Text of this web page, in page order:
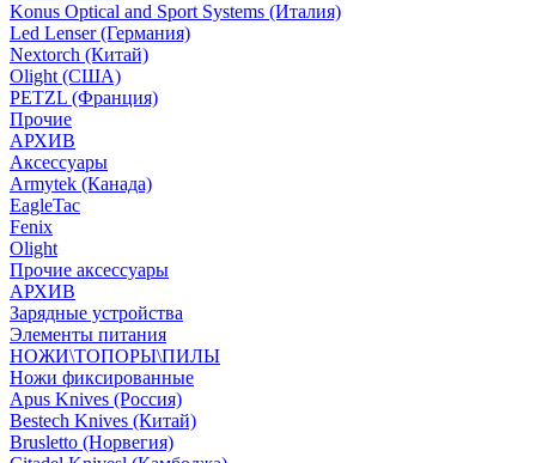
Konus Optical and Sport Systems (Италия)
Led Lenser (Германия)
Nextorch (Китай)
Olight (США)
PETZL (Франция)
Прочие
АРХИВ
Аксессуары
Armytek (Канада)
EagleTac
Fenix
Olight
Прочие аксессуары
АРХИВ
Зарядные устройства
Элементы питания
НОЖИ\ТОПОРЫ\ПИЛЫ
Ножи фиксированные
Apus Knives (Россия)
Bestech Knives (Китай)
Brusletto (Норвегия)